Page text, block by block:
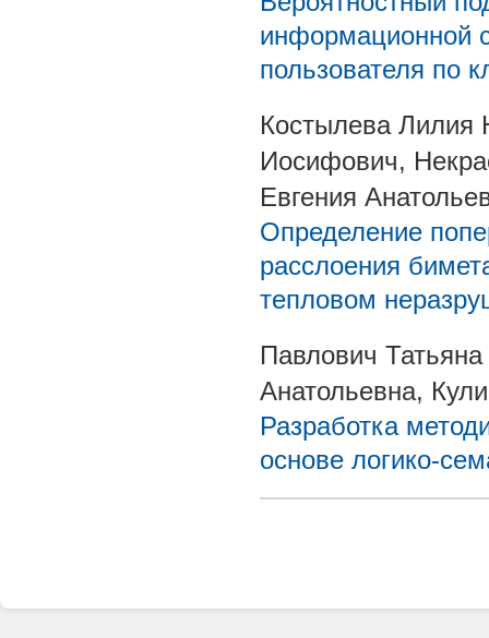
информационной
пользователя по
Костылева Лилия
Иосифович,
Евгения
Определение
расслоения
тепловом
Павлович
Анатольевна,
Разработка
основе логико-